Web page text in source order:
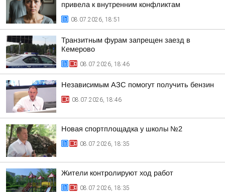
привела к внутренним конфликтам
08.07.2026, 18:51
Транзитным фурам запрещен заезд в
Кемерово
08.07.2026, 18:46
Независимым АЗС помогут получить бензин
08.07.2026, 18:46
Новая спортплощадка у школы №2
08.07.2026, 18:35
Жители контролируют ход работ
08.07.2026, 18:35